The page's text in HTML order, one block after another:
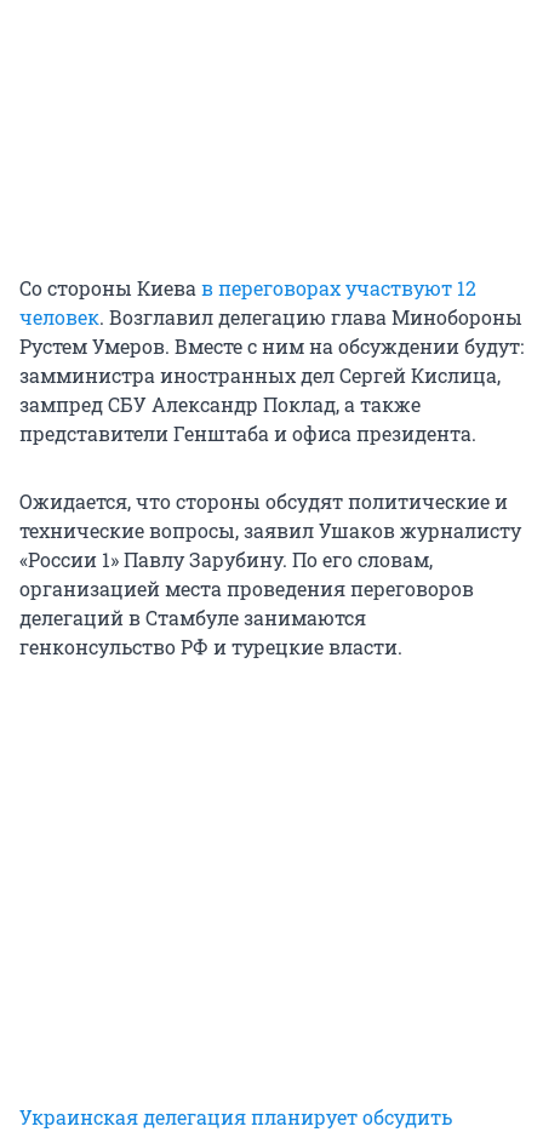
Со стороны Киевав переговорах участвуют 12
человек. Возглавил делегацию глава Минобороны
Рустем Умеров. Вместе с ним на обсуждении будут:
замминистра иностранных дел Сергей Кислица,
зампред СБУ Александр Поклад, а также
представители Генштаба и офиса президента.
Ожидается, что стороны обсудят политические и
технические вопросы, заявил Ушаков журналисту
«России 1» Павлу Зарубину. По его словам,
организацией места проведения переговоров
делегаций в Стамбуле занимаются
генконсульство РФ и турецкие власти.
Украинская делегация планирует обсудить